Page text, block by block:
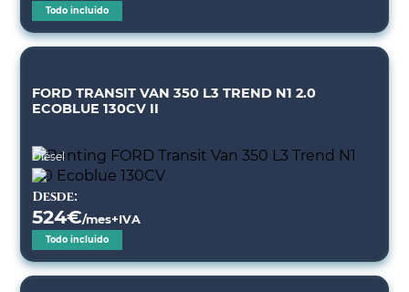
Todo incluido
FORD TRANSIT VAN 350 L3 TREND N1 2.0
ECOBLUE 130CV II
Diésel
Desde:
524€/mes+IVA
Todo incluido